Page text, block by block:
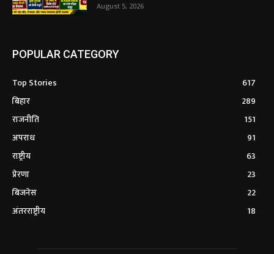
August 5, 2026
POPULAR CATEGORY
Top Stories
617
बिहार
289
राजनीति
151
अपराध
91
राष्ट्रीय
63
प्रेरणा
23
बिजनेस
22
अंतरराष्ट्रीय
18